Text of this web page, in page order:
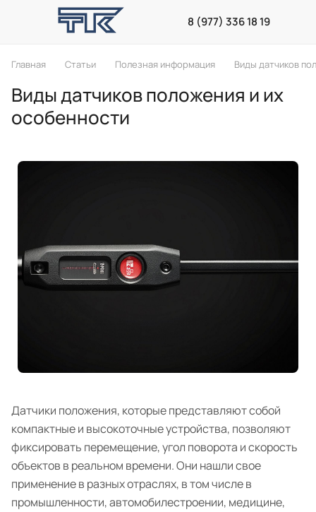
8 (977) 336 18 19
Главная Статьи Полезная информация Виды датчиков
Виды датчиков положения и их
особенности
Датчики положения, которые представляют собой
компактные и высокоточные устройства, позволяют
фиксировать перемещение, угол поворота и скорость
объектов в реальном времени. Они нашли свое
применение в разных отраслях, в том числе в
промышленности, автомобилестроении, медицине,